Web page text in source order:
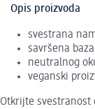
Opis proizvoda
svestrana
savršena
neutralnog
veganski
Otkrijte svestranost